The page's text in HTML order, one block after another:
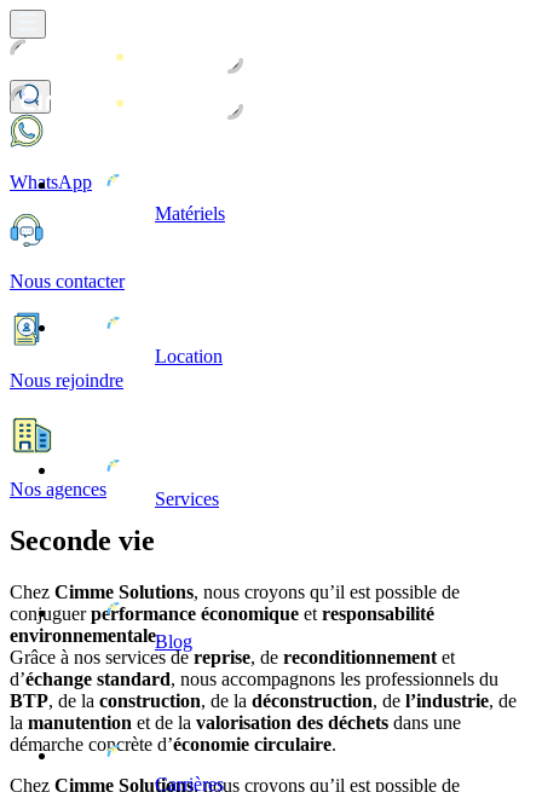
Matériels
Location
Services
Blog
Carrières
WhatsApp
Nous contacter
Nous rejoindre
Nos agences
Seconde vie
Chez Cimme Solutions, nous croyons qu’il est possible de
conjuguerperformance économique et responsabilité
environnementale.
Grâce à nos services dereprise, de reconditionnement et
d’échange standard, nous accompagnons les professionnels du
BTP, de la construction, de la déconstruction, de l’industrie, de
la manutention et de la valorisation des déchets dans une
démarche concrète d’économie circulaire.
Chez Cimme Solutions, nous croyons qu’il est possible de